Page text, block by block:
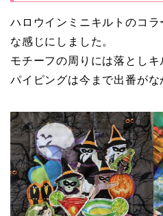
ハロウインミニキルトのコ
な感じにしました。
モチーフの周りには落としキ
パイピングは今まで出番がな